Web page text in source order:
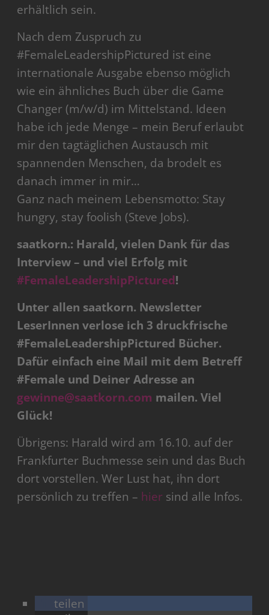
erhältlich sein.
Nach dem Zuspruch zu
#FemaleLeadershipPictured ist eine
internationale Ausgabe ebenso möglich
wie ein ähnliches Buch über die Game
Changer (m/w/d) im Mittelstand. Ideen
habe ich jede Menge – mein Beruf erlaubt
mir den tagtäglichen Austausch mit
spannenden Menschen, da brodelt es
danach immer in mir…
Ganz nach meinem Lebensmotto: Stay
hungry, stay foolish (Steve Jobs).
saatkorn.: Harald, vielen Dank für das
Interview – und viel Erfolg mit
#FemaleLeadershipPictured!
Unter allen saatkorn. Newsletter
LeserInnen verlose ich 3 druckfrische
#FemaleLeadershipPictured Bücher.
Dafür einfach eine Mail mit dem Betreff
#Female und Deiner Adresse an
gewinne@saatkorn.com mailen. Viel
Glück!
Übrigens: Harald wird am 16.10. auf der
Frankfurter Buchmesse sein und das Buch
dort vorstellen. Wer Lust hat, ihn dort
persönlich zu treffen – hier sind alle Infos.
teilen